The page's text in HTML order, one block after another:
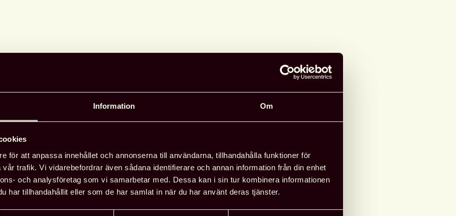
Information Om
för att anpassa innehållet och annonserna till användarna, tillhandahålla funktioner för
trafik. Vi vidarebefordrar även sådana identifierare och annan information från din enhet
och analysföretag som vi samarbetar med. Dessa kan i sin tur kombinera informationen
har tillhandahållit eller som de har samlat in när du har använt deras tjänster.
Skåne och ett besök
Centrum, insläpp är från
personalingång.
Events/ComingEvents
Regionförening: Skåne
Detaljerad information